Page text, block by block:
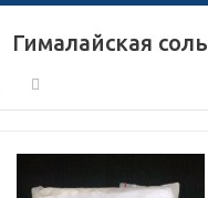
Гималайская соль